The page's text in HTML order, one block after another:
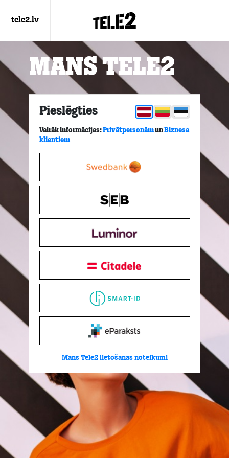
tele2.lv
Mans Tele2
Pieslēgties
Vairāk informācijas:PrivātpersonāmunBiznesa
klientiem
Mans Tele2 lietošanas noteikumi